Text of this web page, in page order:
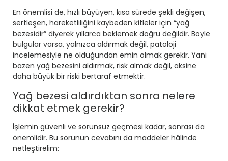
En önemlisi de, hızlı büyüyen, kısa sürede şekli değişen,
sertleşen, hareketliliğini kaybeden kitleler için “yağ
bezesidir” diyerek yıllarca beklemek doğru değildir. Böyle
bulgular varsa, yalnızca aldırmak değil, patoloji
incelemesiyle ne olduğundan emin olmak gerekir. Yani
bazen yağ bezesini aldırmak, risk almak değil, aksine
daha büyük bir riski bertaraf etmektir.
Yağ bezesi aldırdıktan sonra nelere
dikkat etmek gerekir?
İşlemin güvenli ve sorunsuz geçmesi kadar, sonrası da
önemlidir. Bu sorunun cevabını da maddeler hâlinde
netleştirelim: